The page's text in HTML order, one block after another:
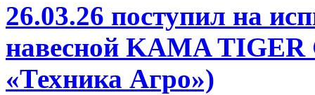
26.03.26 поступил на
навесной KAMA
«Техника Агро»)